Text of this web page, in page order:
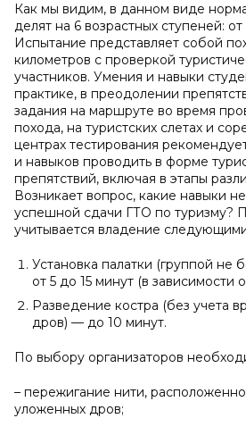
Как мы видим, в данном виде
делят на 6 возрастных ступеней:
Испытание представляет собой
километров с проверкой
участников. Умения и навыки
практике, в преодолении
задания на маршруте во время
похода, на туристских слетах и
центрах тестирования
и навыков проводить в форме
препятствий, включая в этапы
Возникает вопрос, какие навыки
успешной сдачи ГТО по туризму?
учитывается владение
Установка палатки (группой не
от 5 до 15 минут (в зависимости
Разведение костра (без учета
дров) — до 10 минут.
По выбору организаторов
– пережигание нити,
уложенных дров;